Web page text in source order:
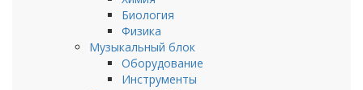
Биология
Физика
Музыкальный блок
Оборудование
Инструменты